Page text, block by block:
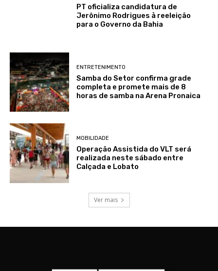
PT oficializa candidatura de
Jerônimo Rodrigues à reeleição
para o Governo da Bahia
ENTRETENIMENTO
Samba do Setor confirma grade
completa e promete mais de 8
horas de samba na Arena Pronaica
MOBILIDADE
Operação Assistida do VLT será
realizada neste sábado entre
Calçada e Lobato
Ver mais